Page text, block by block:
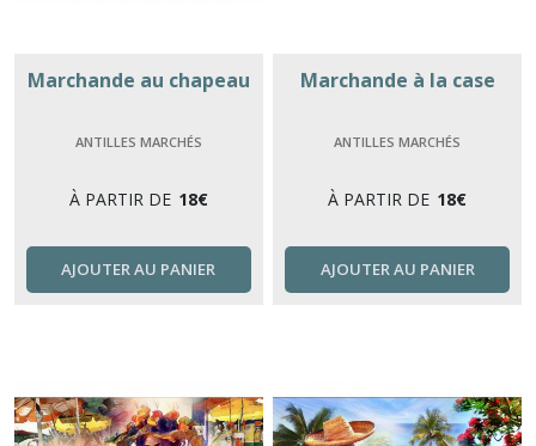
Marchande au chapeau
ANTILLES MARCHÉS
À PARTIR DE 18€
AJOUTER AU PANIER
Marchande à la case
ANTILLES MARCHÉS
À PARTIR DE 18€
AJOUTER AU PANIER